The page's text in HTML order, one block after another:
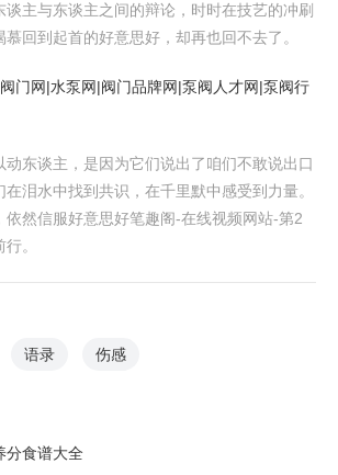
主与东谈主之间的辩论，时时在技艺的冲刷
回到起首的好意思好，却再也回不去了。
门网|水泵网|阀门品牌网|泵阀人才网|泵阀行
动东谈主，是因为它们说出了咱们不敢说出口
泪水中找到共识，在千里默中感受到力量。
依然信服好意思好笔趣阁-在线视频网站-第2
。
语录 伤感
分食谱大全